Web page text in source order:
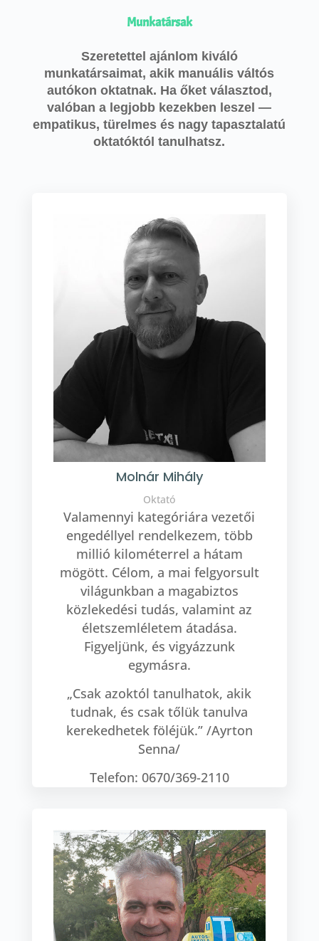
Munkatársak
Szeretettel ajánlom kiváló
munkatársaimat, akik manuális váltós
autókon oktatnak. Ha őket választod,
valóban a legjobb kezekben leszel —
empatikus, türelmes és nagy tapasztalatú
oktatóktól tanulhatsz.
Molnár Mihály
Oktató
Valamennyi kategóriára vezetői
engedéllyel rendelkezem, több
millió kilométerrel a hátam
mögött. Célom, a mai felgyorsult
világunkban a magabiztos
közlekedési tudás, valamint az
életszemléletem átadása.
Figyeljünk, és vigyázzunk
egymásra.
„Csak azoktól tanulhatok, akik
tudnak, és csak tőlük tanulva
kerekedhetek föléjük.” /Ayrton
Senna/
Telefon: 0670/369-2110